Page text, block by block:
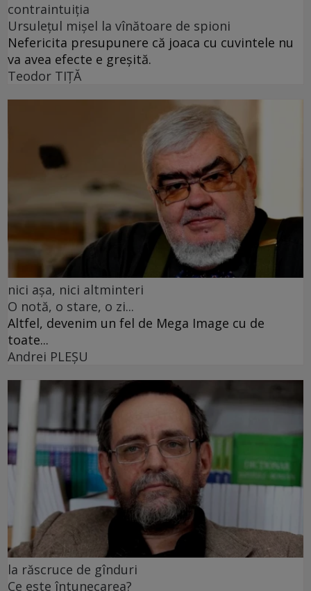
contraintuiția
Ursulețul mișel la vînătoare de spioni
Nefericita presupunere că joaca cu cuvintele nu
va avea efecte e greșită.
Teodor TIŢĂ
nici așa, nici altminteri
O notă, o stare, o zi...
Altfel, devenim un fel de Mega Image cu de
toate...
Andrei PLEŞU
la răscruce de gînduri
Ce este întunecarea?